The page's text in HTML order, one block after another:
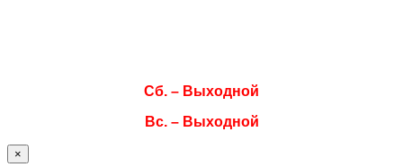
Сб. – Выходной
Вс. – Выходной
×